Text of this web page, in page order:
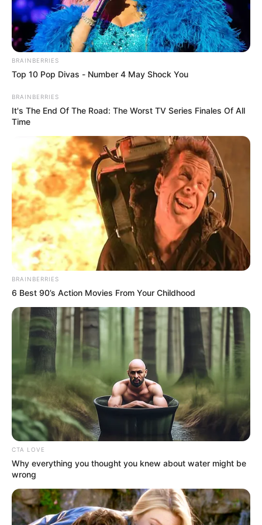
TEMAS RELACIONADOS
LOS TRIANA
NOTICIAS ANTIOQUIA
NOTICIAS MEDELLÍN
Tenemos todas las noticias que le
interesan. Para estar bien informado, por
favor, active las notificaciones de Alerta.
ACTIVAR AHORA
TEMAS DESTACADOS
EMERGENCIAS POR LLUVIAS
METRO DE MEDELLÍN
ELECCIONES PRESIDENCIALES
MARINILLA - ANTIOQUIA
YONDÓ - ANTIOQUIA
RIONEGRO
BRAINBERRIES
Top 10 Pop Divas - Number 4 May Shock You
BRAINBERRIES
It's The End Of The Road: The Worst TV Series Finales Of All
Time
BRAINBERRIES
6 Best 90’s Action Movies From Your Childhood
CTA LOVE
Why everything you thought you knew about water might be
wrong